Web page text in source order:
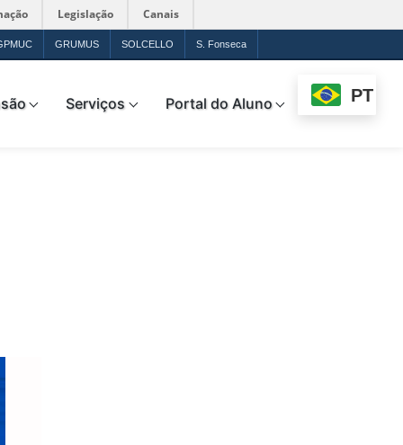
Legislação Canais
GRUMUS SOLCELLO S. Fonseca
Serviços Portal do Aluno PT